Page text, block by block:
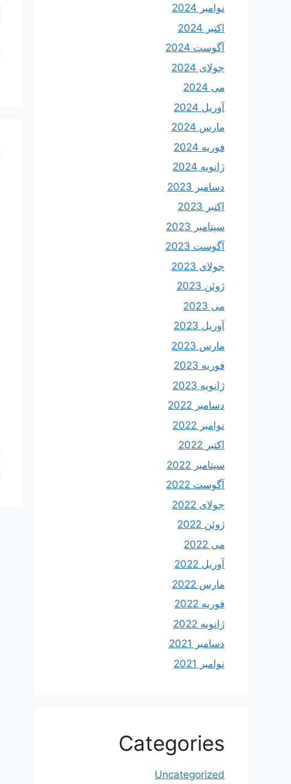
نوامبر 2024
اکتبر 2024
آگوست 2024
جولای 2024
می 2024
آوریل 2024
مارس 2024
فوریه 2024
ژانویه 2024
دسامبر 2023
اکتبر 2023
سپتامبر 2023
آگوست 2023
جولای 2023
ژوئن 2023
می 2023
آوریل 2023
مارس 2023
فوریه 2023
ژانویه 2023
دسامبر 2022
نوامبر 2022
اکتبر 2022
سپتامبر 2022
آگوست 2022
جولای 2022
ژوئن 2022
می 2022
آوریل 2022
مارس 2022
فوریه 2022
ژانویه 2022
دسامبر 2021
نوامبر 2021
Categories
Uncategorized